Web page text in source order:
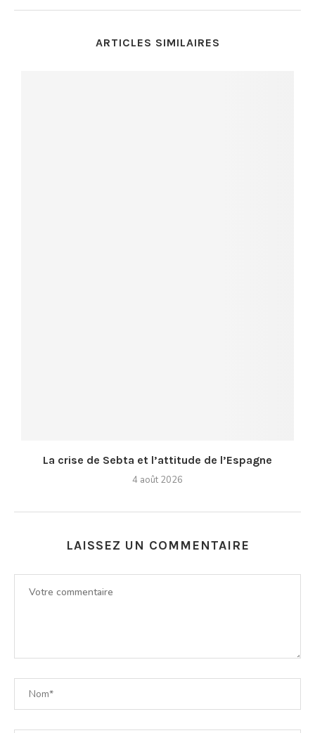
ARTICLES SIMILAIRES
La crise de Sebta et l’attitude de l’Espagne
4 août 2026
LAISSEZ UN COMMENTAIRE